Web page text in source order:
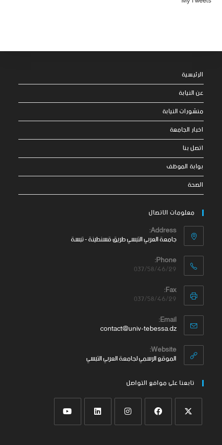
الرئيسية
عن النيابة
منشورات النيابة
اخبار الجامعة
اتصل بنا
بوابة الموظف
الصحة
معلومات الاتصال
Address:
جامعة العربي التبسي طريق قسنطينة - تبسة
Phone:
037/58/46/29
Fax:
037/58/46/29
Email:
contact@univ-tebessa.dz
Website:
الموقع الرسمي لجامعة العربي التبسي
تابعنا على موافع التواصل